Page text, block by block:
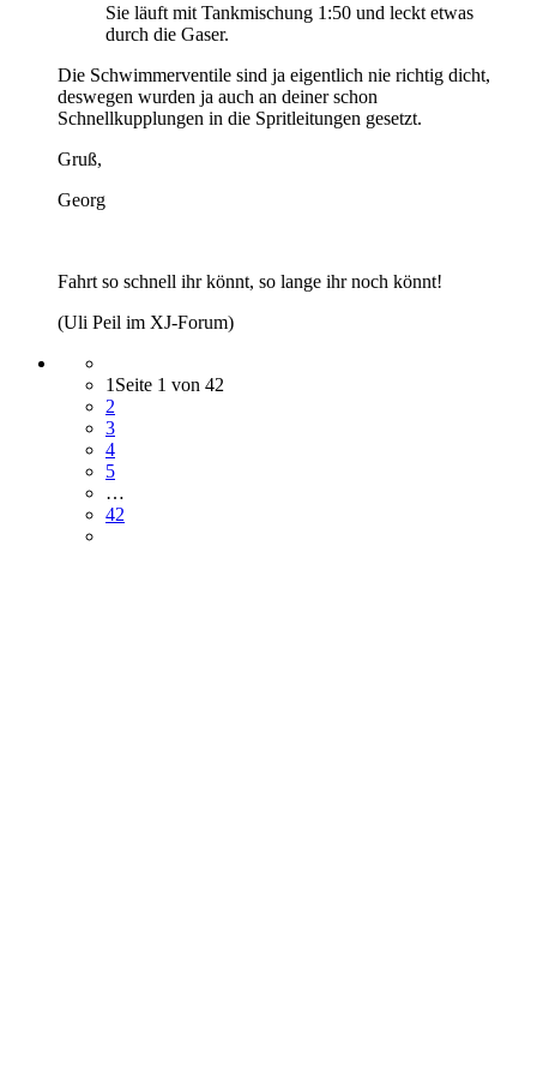
Sie läuft mit Tankmischung 1:50 und leckt etwas
durch die Gaser.
Die Schwimmerventile sind ja eigentlich nie richtig dicht,
deswegen wurden ja auch an deiner schon
Schnellkupplungen in die Spritleitungen gesetzt.
Gruß,
Georg
Fahrt so schnell ihr könnt, so lange ihr noch könnt!
(Uli Peil im XJ-Forum)
1 Seite 1 von 42
2
3
4
5
…
42